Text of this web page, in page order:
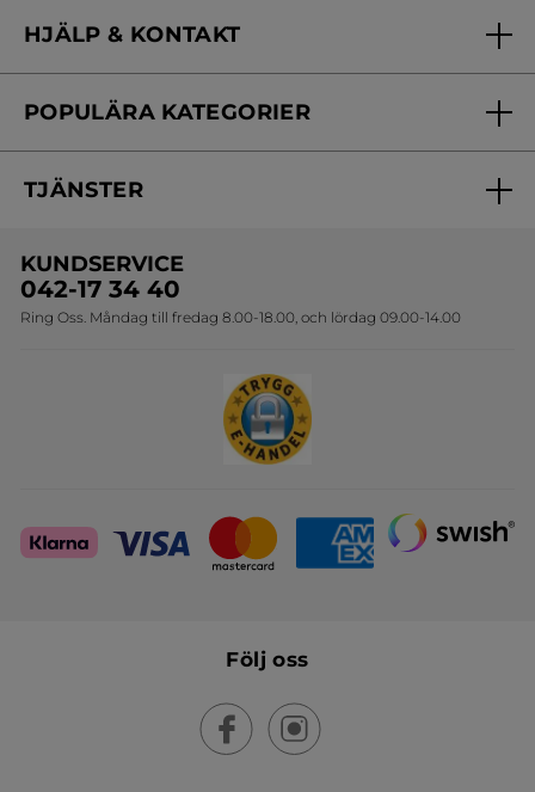
Vårt engagemang
Skönhetstips
HJÄLP & KONTAKT
Kontakta oss
Online prislista
POPULÄRA KATEGORIER
Erbjudanden
Travelsize
Sets
TJÄNSTER
Onlineprislista för postorder
KUNDSERVICE
042-17 34 40
Ring Oss. Måndag till fredag 8.00-18.00, och lördag 09.00-14.00
Följ oss